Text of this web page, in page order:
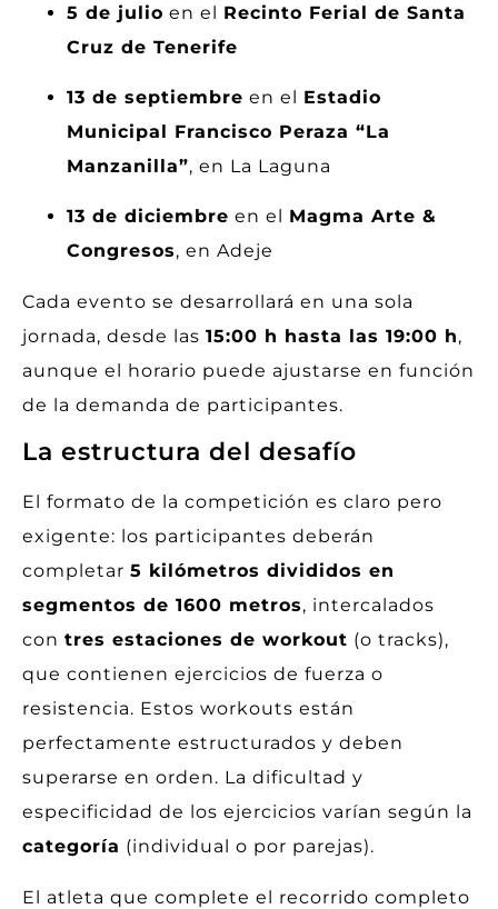
5 de julio en el Recinto Ferial de Santa
Cruz de Tenerife
13 de septiembre en el Estadio
Municipal Francisco Peraza “La
Manzanilla”, en La Laguna
13 de diciembre en el Magma Arte &
Congresos, en Adeje
Cada evento se desarrollará en una sola
jornada, desde las 15:00 h hasta las 19:00 h,
aunque el horario puede ajustarse en función
de la demanda de participantes.
La estructura del desafío
El formato de la competición es claro pero
exigente: los participantes deberán
completar 5 kilómetros divididos en
segmentos de 1600 metros, intercalados
con tres estaciones de workout (o tracks),
que contienen ejercicios de fuerza o
resistencia. Estos workouts están
perfectamente estructurados y deben
superarse en orden. La dificultad y
especificidad de los ejercicios varían según la
categoría (individual o por parejas).
El atleta que complete el recorrido completo